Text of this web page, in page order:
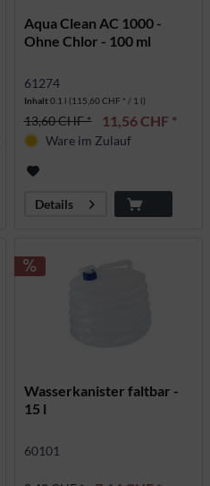
Aqua Clean AC 1000 -
Ohne Chlor - 100 ml
61274
Inhalt0.1 l (115,60 CHF * / 1 l)
13,60 CHF * 11,56 CHF *
Ware im Zulauf
Details
Wasserkanister faltbar -
15 l
60101